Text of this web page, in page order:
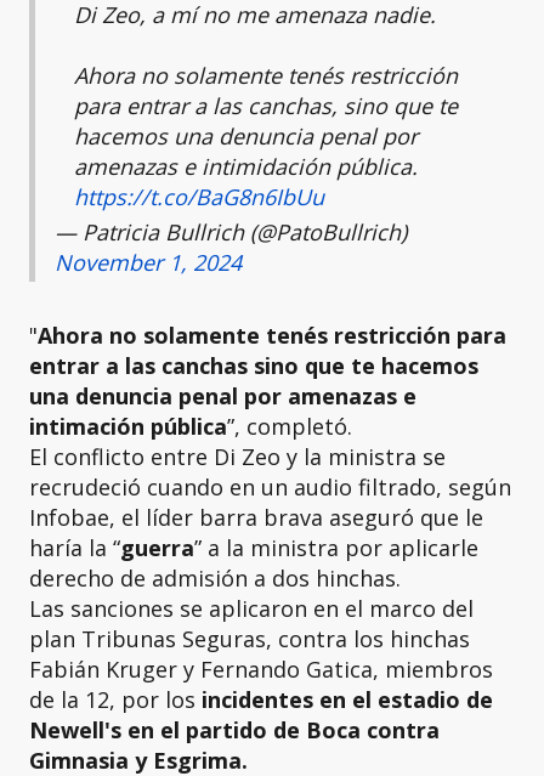
Di Zeo, a mí no me amenaza nadie.
Ahora no solamente tenés restricción
para entrar a las canchas, sino que te
hacemos una denuncia penal por
amenazas e intimidación pública.
https://t.co/BaG8n6IbUu
— Patricia Bullrich (@PatoBullrich)
November 1, 2024
"Ahora no solamente tenés restricción para
entrar a las canchas sino que te hacemos
una denuncia penal por amenazas e
intimación pública”, completó.
El conflicto entre Di Zeo y la ministra se
recrudeció cuando en un audio filtrado, según
Infobae, el líder barra brava aseguró que le
haría la “guerra” a la ministra por aplicarle
derecho de admisión a dos hinchas.
Las sanciones se aplicaron en el marco del
plan Tribunas Seguras, contra los hinchas
Fabián Kruger y Fernando Gatica, miembros
de la 12, por los incidentes en el estadio de
Newell's en el partido de Boca contra
Gimnasia y Esgrima.